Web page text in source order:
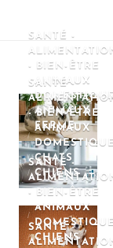
SANTÉ -
- BIEN-ÊTRE
ANIMAUX
ANIMAUX
FERME
SANTÉ -
- BIEN-ÊTRE
ANIMAUX
CHATS
CHIENS
SANTÉ -
- BIEN-ÊTRE
ANIMAUX
CHIENS
SANTÉ -